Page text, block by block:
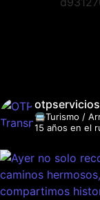
otpservicios
🚍Turismo /
15 años en el